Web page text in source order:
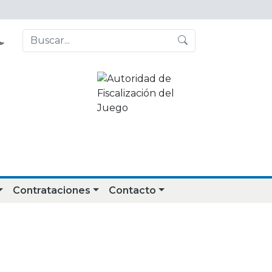
Contrataciones Contacto